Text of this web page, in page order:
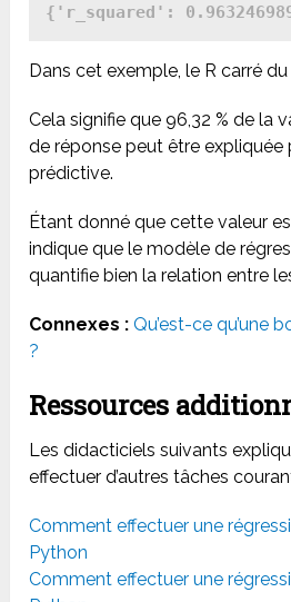
Dans cet exemple, le R carré
Cela signifie que 96,32 % de la
de réponse peut être expliquée
prédictive.
Étant donné que cette valeur
indique que le modèle de
quantifie bien la relation entre
Connexes : Qu’est-ce qu’une
?
Ressources
Les didacticiels suivants
effectuer d’autres tâches
Comment effectuer une
Python
Comment effectuer une